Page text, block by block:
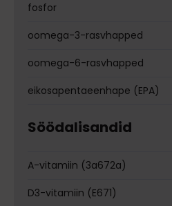
fosfor
oomega-3-rasvhapped
oomega-6-rasvhapped
eikosapentaeenhape (EPA)
Söödalisandid
A-vitamiin (3a672a)
D3-vitamiin (E671)